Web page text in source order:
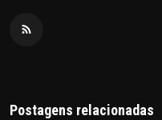
Postagens relacionadas